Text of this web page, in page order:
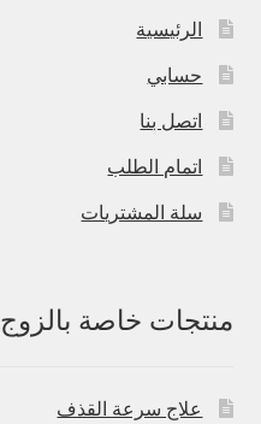
الرئيسية
حسابي
اتصل بنا
اتمام الطلب
سلة المشتريات
منتجات خاصة بالزوج
علاج سرعة القذف